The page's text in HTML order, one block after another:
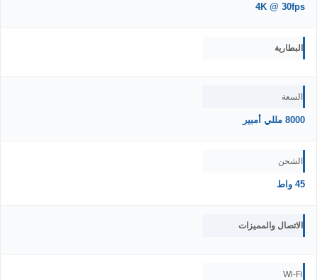
4K @ 30fps
البطارية
السعة
8000 مللي أمبير
الشحن
45 واط
الاتصال والمميزات
Wi-Fi